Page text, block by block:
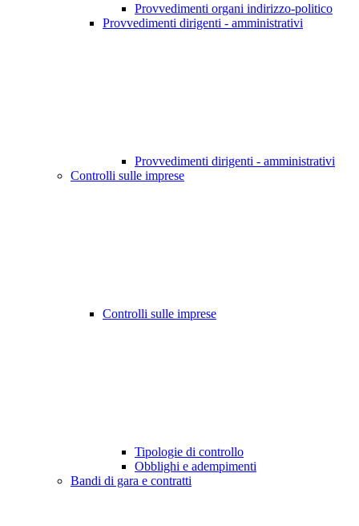
Provvedimenti organi indirizzo-politico
Provvedimenti dirigenti - amministrativi
Provvedimenti dirigenti - amministrativi
Controlli sulle imprese
Controlli sulle imprese
Tipologie di controllo
Obblighi e adempimenti
Bandi di gara e contratti